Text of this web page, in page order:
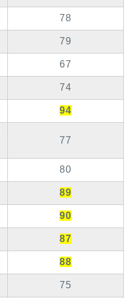
78
79
67
74
94
77
80
89
90
87
88
75